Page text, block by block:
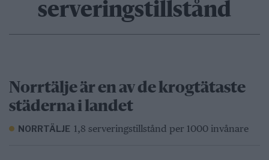
serveringstillstånd
Norrtälje är en av de krogtätaste
städerna i landet
NORRTÄLJE 1,8 serveringstillstånd per 1000 invånare